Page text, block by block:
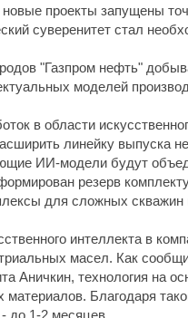
проекты запущены
суверенитет стал
"Газпром нефть"
моделей
в области
линейку выпуска
ИИ-модели будут
резерв
для сложных скважин
интеллекта в
масел. Как
Аничкин, технология на
Благодаря
до 1-2 месяцев.